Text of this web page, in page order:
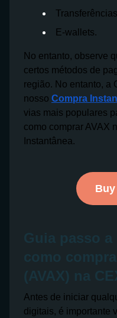
E-wallets.
No entanto, observe
certos métodos de
região. No entanto, a
nosso Compra
vias mais populares
como comprar AVAX
Instantânea.
Guia passo a
como
(AVAX) na
Antes de iniciar
digitais, é importante